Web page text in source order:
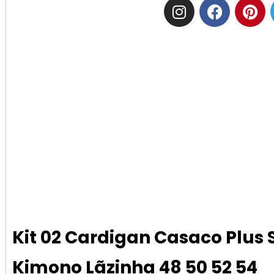
Kit 02 Cardigan Casaco Plus
Kimono Lãzinha 48 50 52 54